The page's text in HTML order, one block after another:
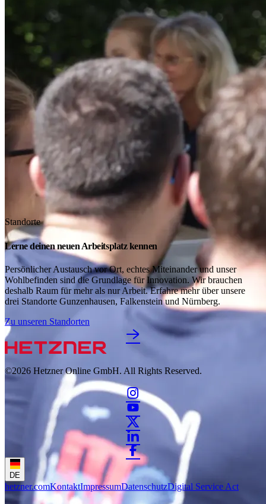
Standorte
Lerne deinen neuen Arbeitsplatz kennen
Persönlicher Austausch vor Ort, echtes Miteinander und unser
Wohlbefinden sind die Grundlage für Innovation. Wir brauchen
deshalb Raum für mehr als nur Arbeit. Erfahre mehr über unsere
drei Standorte Gunzenhausen, Falkenstein und Nürnberg.
Zu unseren Standorten
©2026 Hetzner Online GmbH. All Rights Reserved.
DE
hetzner.comKontaktImpressumDatenschutzDigital Service Act